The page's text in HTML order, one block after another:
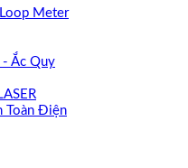
Meter
- Ắc Quy
Toàn Điện